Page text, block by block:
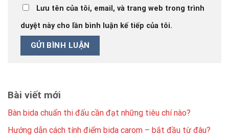
Lưu tên của tôi, email, và trang web trong trình
duyệt này cho lần bình luận kế tiếp của tôi.
Bài viết mới
Bàn bida chuẩn thi đấu cần đạt những tiêu chí nào?
Hướng dẫn cách tính điểm bida carom – bắt đầu từ đâu?